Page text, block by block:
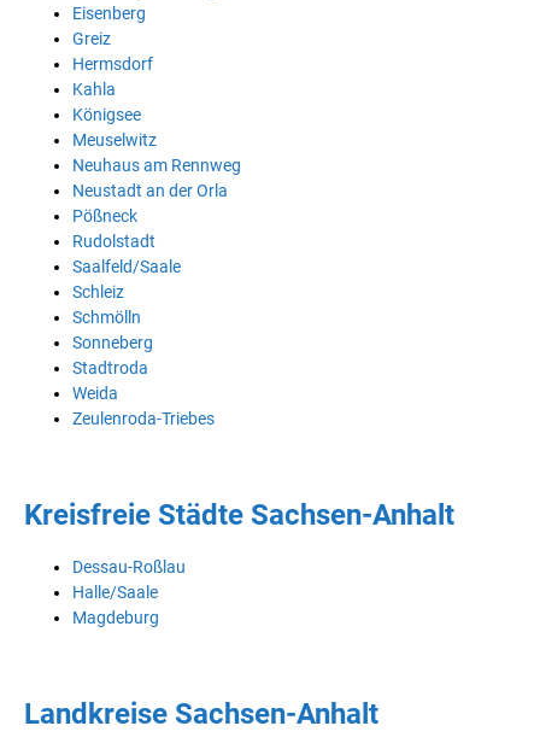
Eisenberg
Greiz
Hermsdorf
Kahla
Königsee
Meuselwitz
Neuhaus am Rennweg
Neustadt an der Orla
Pößneck
Rudolstadt
Saalfeld/Saale
Schleiz
Schmölln
Sonneberg
Stadtroda
Weida
Zeulenroda-Triebes
Kreisfreie Städte Sachsen-Anhalt
Dessau-Roßlau
Halle/Saale
Magdeburg
Landkreise Sachsen-Anhalt